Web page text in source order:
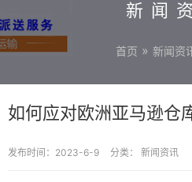
新闻
首页 » 新闻资
如何应对欧洲亚马逊仓
发布时间：2023-6-9 分类： 新闻资讯